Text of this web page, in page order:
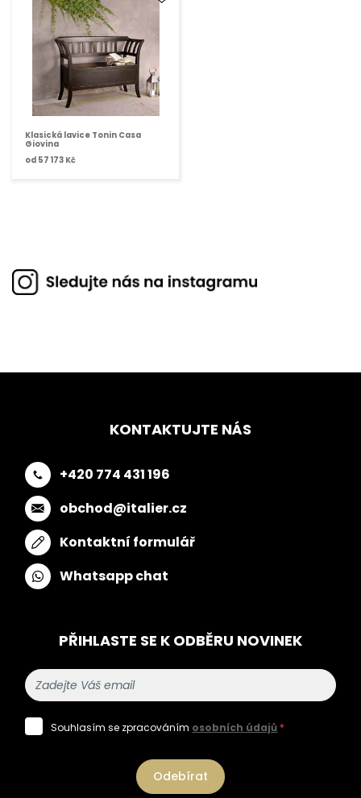
Klasická lavice Tonin Casa
Giovina
od 57 173 Kč
KONTAKTUJTE NÁS
+420 774 431 196
obchod@italier.cz
Kontaktní formulář
Whatsapp chat
PŘIHLASTE SE K ODBĚRU NOVINEK
Souhlasím se zpracováním osobních údajů *
Odebírat